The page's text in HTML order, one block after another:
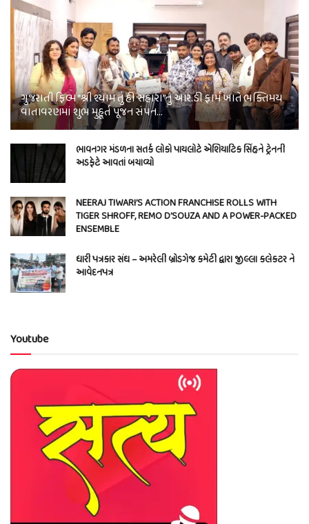
ગુજરાતી ફિલ્મ “શ્રી શ્યામ તું હી સહારા”નું આર.ડી ફાર્મ ખાતે ભક્તિમય
વાતાવરણમાં શુભ મુહૂર્ત પૂજન સંપન…
ભાવનગર મંડળના સતર્ક લોકો પાયલોટે એશિયાટિક સિંહને ટ્રેનની
અડફેટે આવતાં બચાવ્યો
NEERAJ TIWARI’S ACTION FRANCHISE ROLLS WITH
TIGER SHROFF, REMO D’SOUZA AND A POWER-PACKED
ENSEMBLE
ધારી પત્રકાર સંઘ – અમરેલી બ્રોડગેજ કમેટી દ્વારા જીલ્લા કલેકટર ને
આવેદનપત્ર
Youtube